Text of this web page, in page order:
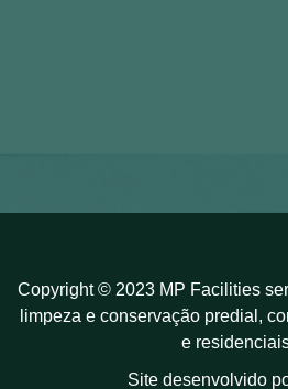
Copyright © 2023 MP Facilities
limpeza e conservação predial,
e
Site desenvolvido